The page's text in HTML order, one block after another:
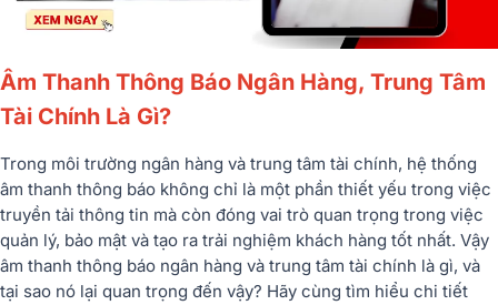
Âm Thanh Thông Báo Ngân Hàng, Trung Tâm
Tài Chính Là Gì?
Trong môi trường ngân hàng và trung tâm tài chính, hệ thống
âm thanh thông báo không chỉ là một phần thiết yếu trong việc
truyền tải thông tin mà còn đóng vai trò quan trọng trong việc
quản lý, bảo mật và tạo ra trải nghiệm khách hàng tốt nhất. Vậy
âm thanh thông báo ngân hàng và trung tâm tài chính là gì, và
tại sao nó lại quan trọng đến vậy? Hãy cùng tìm hiểu chi tiết